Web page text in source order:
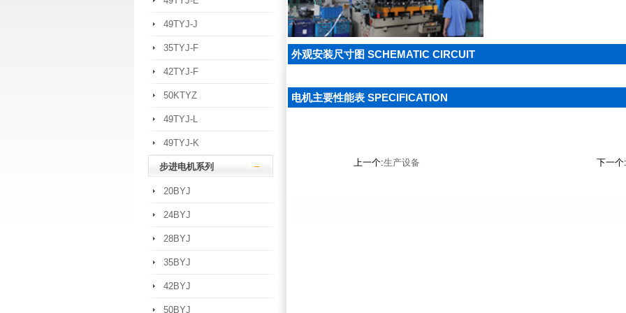
49TYJ-J
35TYJ-F
42TYJ-F
50KTYZ
49TYJ-L
49TYJ-K
步进电机系列
20BYJ
24BYJ
28BYJ
35BYJ
42BYJ
50BYJ
外观安装尺寸图 SCHEMATIC CIRCUIT
电机主要性能表 SPECIFICATION
上一个:生产设备 下一个: